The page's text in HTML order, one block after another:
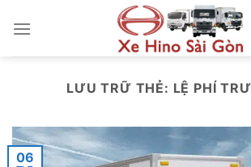
qua
LƯU TRỮ THẺ: LỆ PHÍ
06